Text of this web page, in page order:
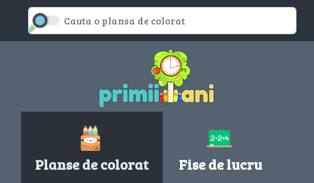
Planse de colorat Fise de lucru